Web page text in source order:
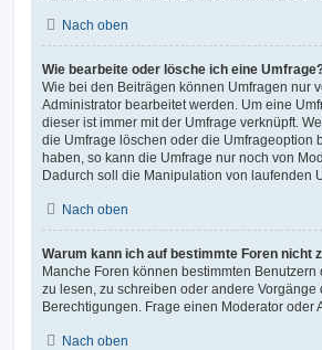
Nach oben
Wie bearbeite oder lösche ich eine
Wie bei den Beiträgen können Umfragen nur
Administrator bearbeitet werden. Um eine
dieser ist immer mit der Umfrage verknüpft.
die Umfrage löschen oder die Umfrageoption
haben, so kann die Umfrage nur noch von
Dadurch soll die Manipulation von laufenden
Nach oben
Warum kann ich auf bestimmte Foren nicht
Manche Foren können bestimmten
zu lesen, zu schreiben oder andere
Berechtigungen. Frage einen Moderator
Nach oben